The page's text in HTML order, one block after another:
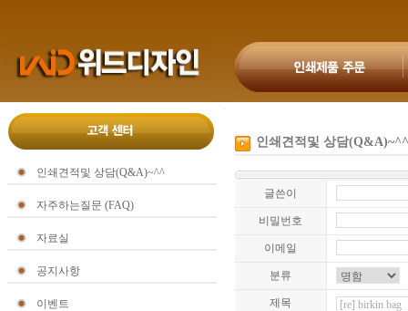
인쇄견적및 상담(Q&A)~^^
자주하는질문 (FAQ)
자료실
공지사항
이벤트
인쇄견적및 상담(Q&A)~^^
글쓴이
비밀번호
이메일
분류
제목